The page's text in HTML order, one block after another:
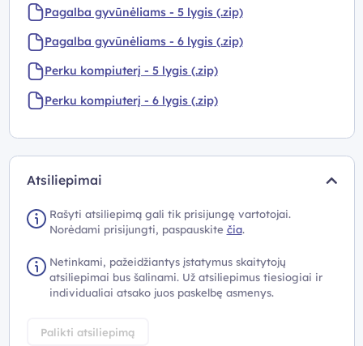
Pagalba gyvūnėliams - 5 lygis (.zip)
Pagalba gyvūnėliams - 6 lygis (.zip)
Perku kompiuterį - 5 lygis (.zip)
Perku kompiuterį - 6 lygis (.zip)
Atsiliepimai
Rašyti atsiliepimą gali tik prisijungę vartotojai.
Norėdami prisijungti, paspauskite čia.
Netinkami, pažeidžiantys įstatymus skaitytojų
atsiliepimai bus šalinami. Už atsiliepimus tiesiogiai ir
individualiai atsako juos paskelbę asmenys.
Palikti atsiliepimą